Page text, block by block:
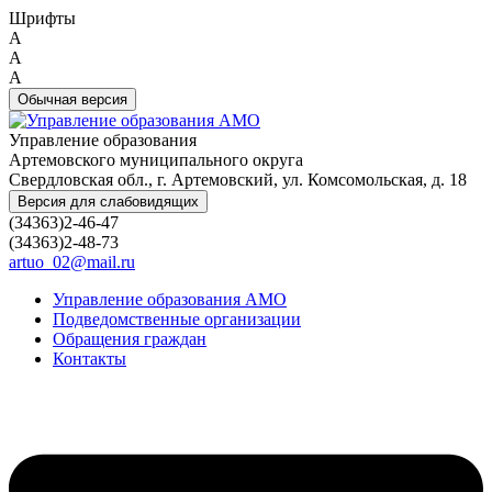
Шрифты
A
A
A
Обычная версия
Управление образования
Артемовского муниципального округа
Свердловская обл., г. Артемовский, ул. Комсомольская, д. 18
Версия для слабовидящих
(34363)2-46-47
(34363)2-48-73
artuo_02@mail.ru
Управление образования АМО
Подведомственные организации
Обращения граждан
Контакты